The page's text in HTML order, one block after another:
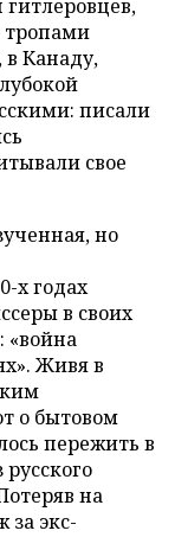
Канаду,
писали
свое
но
х годах
в своих
«война
Живя в
о бытовом
пережить в
на
экс-